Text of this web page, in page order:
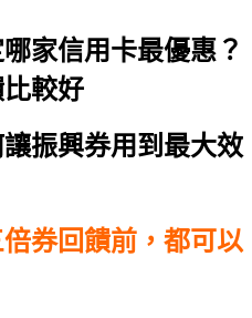
家信用卡最優惠？
較好
振興券用到最大效
券回饋前，都可以